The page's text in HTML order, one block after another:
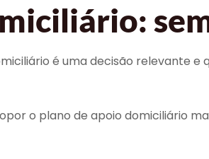
é uma decisão relevante
o plano de apoio domiciliário